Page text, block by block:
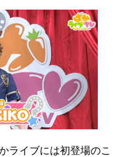
ライブには初登場のこ